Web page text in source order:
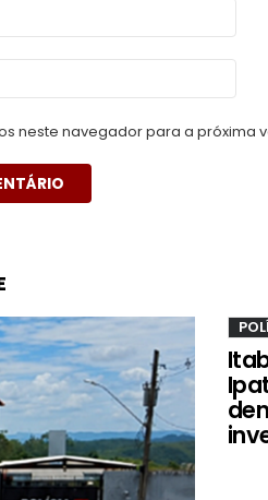
neste navegador para a próxima